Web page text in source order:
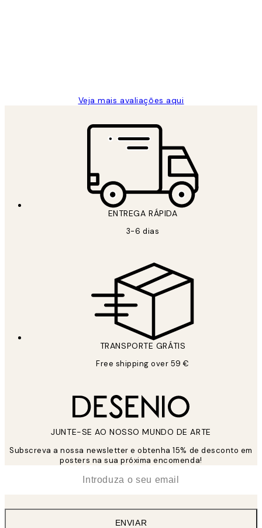
Veja mais avaliações aqui
ENTREGA RÁPIDA
3-6 dias
TRANSPORTE GRÁTIS
Free shipping over 59 €
JUNTE-SE AO NOSSO MUNDO DE ARTE
Subscreva a nossa newsletter e obtenha 15% de desconto em
posters na sua próxima encomenda!
ENVIAR